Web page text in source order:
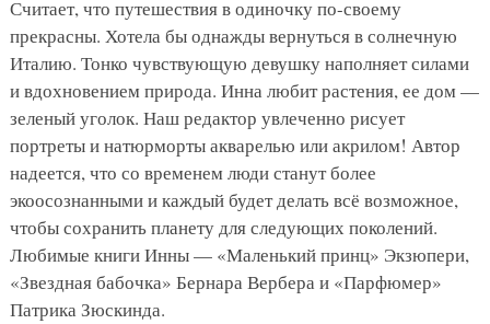
Считает, что путешествия в одиночку по-своему
прекрасны. Хотела бы однажды вернуться в солнечную
Италию. Тонко чувствующую девушку наполняет силами
и вдохновением природа. Инна любит растения, ее дом —
зеленый уголок. Наш редактор увлеченно рисует
портреты и натюрморты акварелью или акрилом! Автор
надеется, что со временем люди станут более
экоосознанными и каждый будет делать всё возможное,
чтобы сохранить планету для следующих поколений.
Любимые книги Инны — «Маленький принц» Экзюпери,
«Звездная бабочка» Бернара Вербера и «Парфюмер»
Патрика Зюскинда.